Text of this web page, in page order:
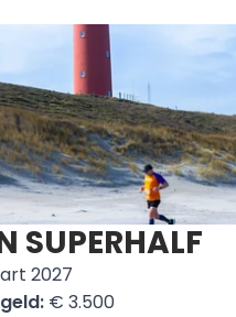
SUPERHALF
2027
€ 3.500